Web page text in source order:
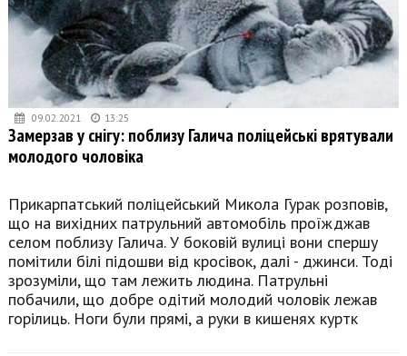
09.02.2021 13:25
Замерзав у снігу: поблизу Галича поліцейські врятували
молодого чоловіка
Прикарпатський поліцейський Микола Гурак розповів,
що на вихідних патрульний автомобіль проїжджав
селом поблизу Галича. У боковій вулиці вони спершу
помітили білі підошви від кросівок, далі - джинси. Тоді
зрозуміли, що там лежить людина. Патрульні
побачили, що добре одітий молодий чоловік лежав
горілиць. Ноги були прямі, а руки в кишенях куртк